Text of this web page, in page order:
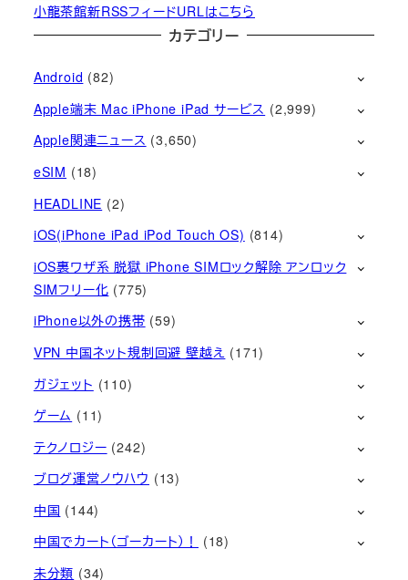
小龍茶館新RSSフィードURLはこちら
カテゴリー
Android (82)
Apple端末 Mac iPhone iPad サービス (2,999)
Apple関連ニュース (3,650)
eSIM (18)
HEADLINE (2)
iOS(iPhone iPad iPod Touch OS) (814)
iOS裏ワザ系 脱獄 iPhone SIMロック解除 アンロック
SIMフリー化 (775)
iPhone以外の携帯 (59)
VPN 中国ネット規制回避 壁越え (171)
ガジェット (110)
ゲーム (11)
テクノロジー (242)
ブログ運営ノウハウ (13)
中国 (144)
中国でカート（ゴーカート）！
(18)
未分類 (34)